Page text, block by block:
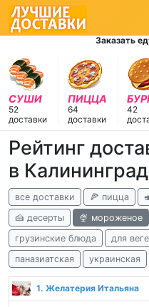
Заказать
СУШИ
52
доставки
ПИЦЦА
64
доставки
42
Рейтинг
в
все доставки 🍕 пицца
🍰 десерты
🍨 мороженое
грузинские блюда
для
паназиатская
украинская
1. Желатерия Итальяна